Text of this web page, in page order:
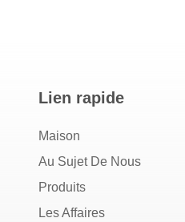
Lien rapide
Maison
Au Sujet De Nous
Produits
Les Affaires